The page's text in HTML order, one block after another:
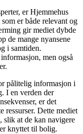
er Hjemmehus
er både relevant og
gir mediet dybde
de mange nyansene
i samtiden.
men også
pålitelig informasjon i
I en verden der
er det
ressurser. Dette mediet
slik at de kan navigere
knyttet til bolig.